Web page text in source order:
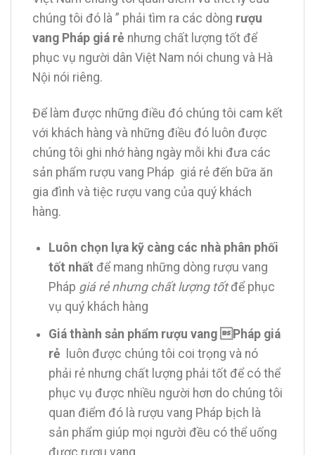
chúng tôi đó là ” phải tìm ra các dòng rượu
vang Pháp giá rẻ nhưng chất lượng tốt để
phục vụ người dân Việt Nam nói chung và Hà
Nội nói riêng.
Để làm được những điều đó chúng tôi cam kết
với khách hàng và những điều đó luôn được
chúng tôi ghi nhớ hàng ngày mỗi khi đưa các
sản phẩm rượu vang Pháp giá rẻ đến bữa ăn
gia đình và tiệc rượu vang của quý khách
hàng.
Luôn chọn lựa kỹ càng các nhà phân phối
tốt nhất để mang những dòng rượu vang
Pháp giá rẻ nhưng chất lượng tốtđể phục
vụ quý khách hàng
Giá thành sản phẩm rượu vang Pháp giá
rẻ
luôn được chúng tôi coi trọng và nó
phải rẻ nhưng chất lượng phải tốt để có thể
phục vụ được nhiều người hơn do chúng tôi
quan điểm đó là rượu vang Pháp bịch là
sản phẩm giúp mọi người đều có thể uống
được rượu vang